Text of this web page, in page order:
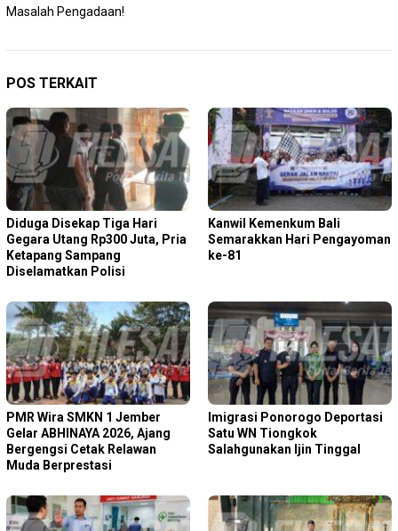
Masalah Pengadaan!
POS TERKAIT
Diduga Disekap Tiga Hari
Gegara Utang Rp300 Juta, Pria
Ketapang Sampang
Diselamatkan Polisi
Kanwil Kemenkum Bali
Semarakkan Hari Pengayoman
ke-81
PMR Wira SMKN 1 Jember
Gelar ABHINAYA 2026, Ajang
Bergengsi Cetak Relawan
Muda Berprestasi
Imigrasi Ponorogo Deportasi
Satu WN Tiongkok
Salahgunakan Ijin Tinggal